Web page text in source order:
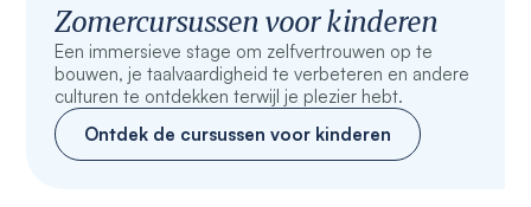
Zomercursussen voor kinderen
Een immersieve stage om zelfvertrouwen op te
bouwen, je taalvaardigheid te verbeteren en andere
culturen te ontdekken terwijl je plezier hebt.
Ontdek de cursussen voor kinderen